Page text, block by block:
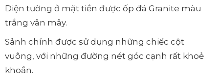
Diện tường ở mặt tiền được ốp đá Granite màu
trắng vân mây.
Sảnh chính được sử dụng những chiếc cột
vuông, với những đường nét góc cạnh rất khoẻ
khoắn.